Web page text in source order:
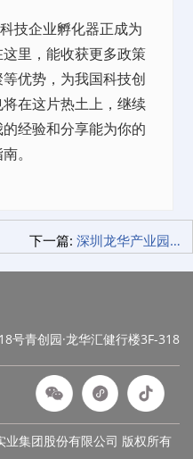
技企业孵化器正成为
这里，能收获更多政策
等优势 ，为我国科技创
在这片热土上，继续
经验和分享能为你的
。
下一篇: 深圳龙华产业园：科技初创企业的摇篮，政府补贴助力梦想起航
号青创园·龙华汇健行楼3F-318
集团股份有限公司 版权所有